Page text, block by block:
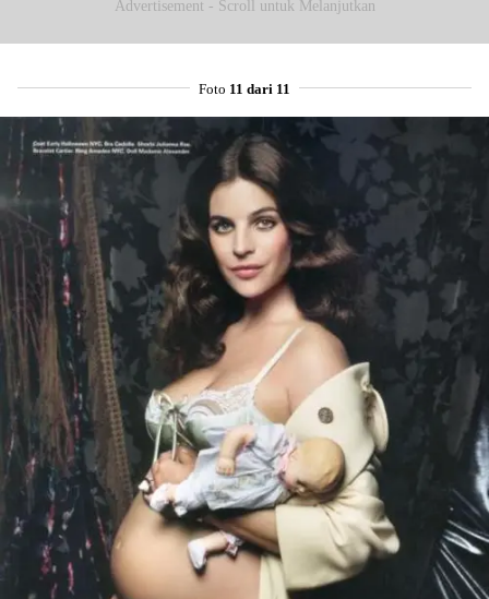
Advertisement - Scroll untuk Melanjutkan
Foto 11 dari 11